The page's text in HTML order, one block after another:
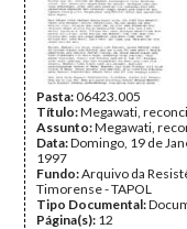
Pasta:06423.005
Título:Megawati,
Assunto:Megawati,
Data:Domingo, 19 de
1997
Fundo:Arquivo da
Timorense - TAPOL
Tipo Documental:
Página(s): 12